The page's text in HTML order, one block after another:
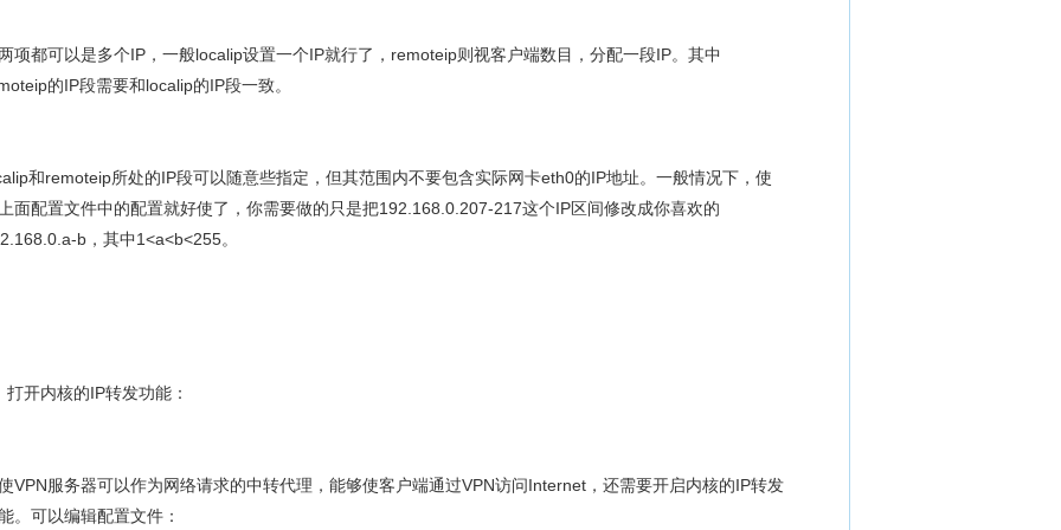
项都可以是多个IP，一般localip设置一个IP就行了，remoteip则视客户端数目，分配一段IP。其中
的IP段需要和localip的IP段一致。
和remoteip所处的IP段可以随意些指定，但其范围内不要包含实际网卡eth0的IP地址。一般情况下，使
面配置文件中的配置就好使了，你需要做的只是把192.168.0.207-217这个IP区间修改成你喜欢的
b，其中1<a<b<255。
打开内核的IP转发功能：
VPN服务器可以作为网络请求的中转代理，能够使客户端通过VPN访问Internet，还需要开启内核的IP转发
。可以编辑配置文件：